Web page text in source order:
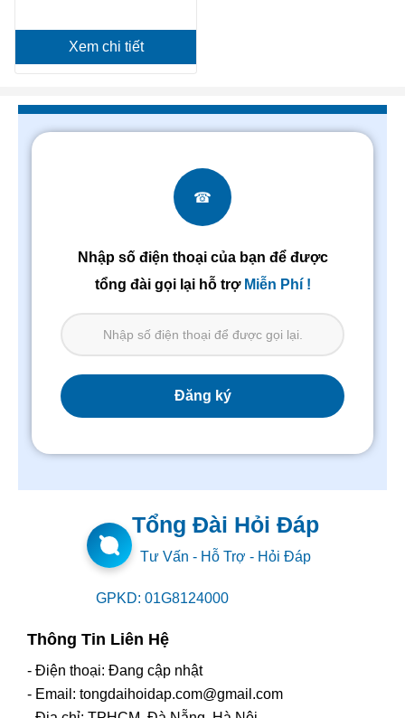
Xem chi tiết
☎
Nhập số điện thoại của bạn để được
tổng đài gọi lại hỗ trợ Miễn Phí !
Tổng Đài Hỏi Đáp
Tư Vấn - Hỗ Trợ - Hỏi Đáp
GPKD: 01G8124000
Thông Tin Liên Hệ
- Điện thoại: Đang cập nhật
- Email: tongdaihoidap.com@gmail.com